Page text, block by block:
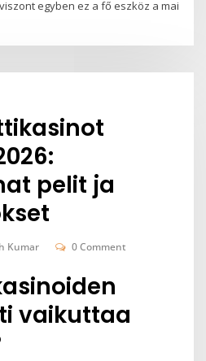
egyben ez a fő eszköz a mai
pelit ja
Kumar 0 Comment
vaikuttaa